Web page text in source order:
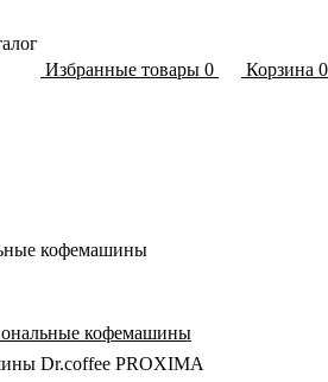
Избранные товары 0 Корзина 0
кофемашины
кофемашины
Dr.coffee PROXIMA